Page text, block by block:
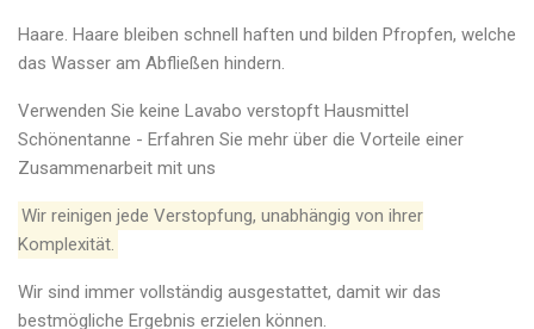
Haare. Haare bleiben schnell haften und bilden Pfropfen, welche
das Wasser am Abfließen hindern.
Verwenden Sie keine Lavabo verstopft Hausmittel
Schönentanne - Erfahren Sie mehr über die Vorteile einer
Zusammenarbeit mit uns
Wir reinigen jede Verstopfung, unabhängig von ihrer
Komplexität.
Wir sind immer vollständig ausgestattet, damit wir das
bestmögliche Ergebnis erzielen können.